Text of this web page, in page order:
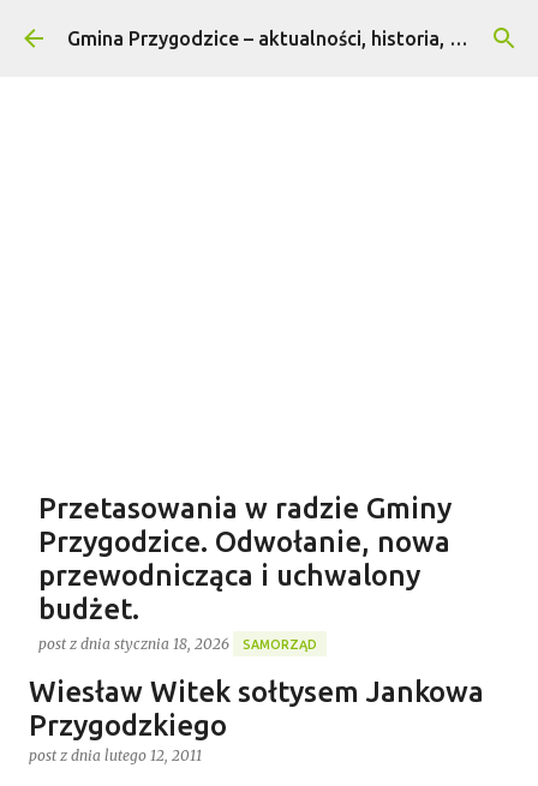
Przejdź do głównej zawartości Gmina Przygodzice – aktualności, historia, turystyka
Gospodarstwo Rybackie Przygodzice
Najnowszy post
Przetasowania w radzie Gminy
Przygodzice. Odwołanie, nowa
przewodnicząca i uchwalony
budżet.
post z dnia stycznia 18, 2026 SAMORZĄD
Ponad 4 godziny trwała ostatnia w 2025 roku XVI sesja
Rady Gminy Przygodzice ustanawiając dotychczasowy
rekord długości posiedzenia rady w kadencji 2024-
Wiesław Witek sołtysem Jankowa
Przygodzkiego
post z dnia lutego 12, 2011